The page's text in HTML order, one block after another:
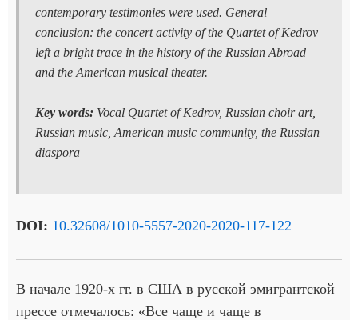
contemporary testimonies were used. General
conclusion: the concert activity of the Quartet of Kedrov
left a bright trace in the history of the Russian Abroad
and the American musical theater.
Key words: Vocal Quartet of Kedrov, Russian choir art,
Russian music, American music community, the Russian
diaspora
DOI: 10.32608/1010-5557-2020-2020-117-122
В начале 1920-х гг. в США в русской эмигрантской
прессе отмечалось: «Все чаще и чаще в